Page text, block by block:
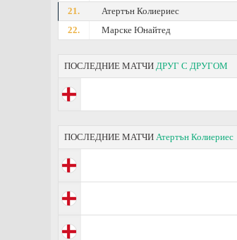
21.
Атертън Колиериес
22.
Марске Юнайтед
ПОСЛЕДНИЕ МАТЧИ ДРУГ С ДРУГОМ
ПОСЛЕДНИЕ МАТЧИ Атертън Колиериес